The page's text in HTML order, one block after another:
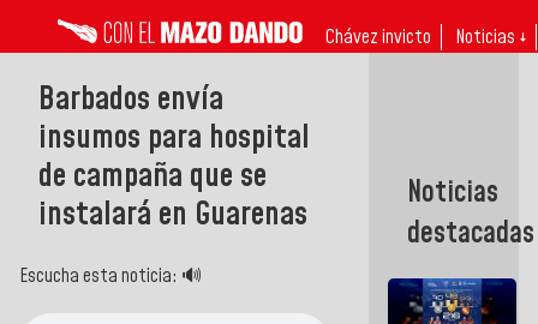
Chávez invicto Noticias ↓
Barbados envía
insumos para hospital
de campaña que se
instalará en Guarenas
Escucha esta noticia: 🔊
Noticias
destacadas